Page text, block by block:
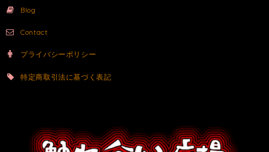
Blog
Contact
プライバシーポリシー
特定商取引法に基づく表記